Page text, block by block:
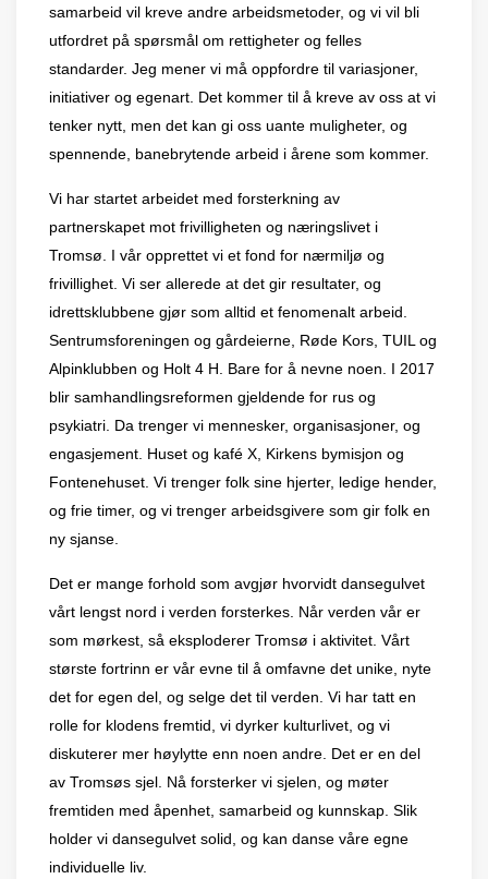
samarbeid vil kreve andre arbeidsmetoder, og vi vil bli
utfordret på spørsmål om rettigheter og felles
standarder. Jeg mener vi må oppfordre til variasjoner,
initiativer og egenart. Det kommer til å kreve av oss at vi
tenker nytt, men det kan gi oss uante muligheter, og
spennende, banebrytende arbeid i årene som kommer.
Vi har startet arbeidet med forsterkning av
partnerskapet mot frivilligheten og næringslivet i
Tromsø . I vår opprettet vi et fond for nærmiljø og
frivillighet. Vi ser allerede at det gir resultater, og
idrettsklubbene gjør som alltid et fenomenalt arbeid.
Sentrumsforeningen og gårdeierne, Røde Kors, TUIL og
Alpinklubben og Holt 4 H. Bare for å nevne noen. I 2017
blir samhandlingsreformen gjeldende for rus og
psykiatri. Da trenger vi mennesker, organisasjoner, og
engasjement. Huset og kafé X, Kirkens bymisjon og
Fontenehuset. Vi trenger folk sine hjerter, ledige hender,
og frie timer, og vi trenger arbeidsgivere som gir folk en
ny sjanse.
Det er mange forhold som avgjør hvorvidt dansegulvet
vårt lengst nord i verden forsterkes. Når verden vår er
som mørkest, så eksploderer Tromsø i aktivitet. Vårt
største fortrinn er vår evne til å omfavne det unike, nyte
det for egen del, og selge det til verden. Vi har tatt en
rolle for klodens fremtid, vi dyrker kulturlivet, og vi
diskuterer mer høylytte enn noen andre. Det er en del
av Tromsøs sjel. Nå forsterker vi sjelen, og møter
fremtiden med åpenhet, samarbeid og kunnskap. Slik
holder vi dansegulvet solid, og kan danse våre egne
individuelle liv.